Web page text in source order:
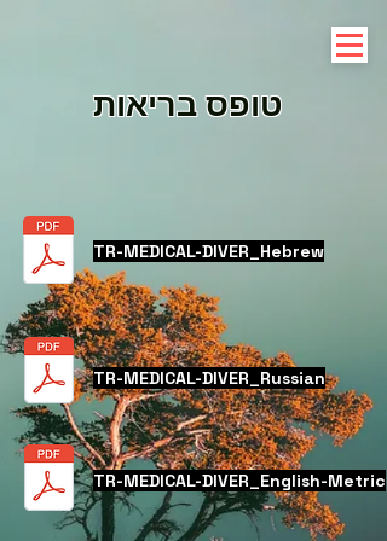
טופס בריאות
TR-MEDICAL-DIVER_Hebrew
TR-MEDICAL-DIVER_Russian
TR-MEDICAL-DIVER_English-Metric